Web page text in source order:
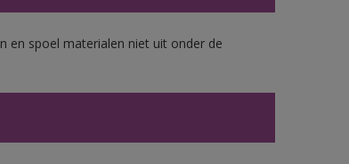
en spoel materialen niet uit onder de